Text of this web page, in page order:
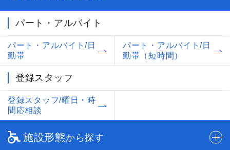
パート・アルバイト
パート・アルバイト/日
勤帯
パート・アルバイト/日
勤帯（短時間）
登録スタッフ
登録スタッフ/曜日・時
間応相談
施設形態から探す